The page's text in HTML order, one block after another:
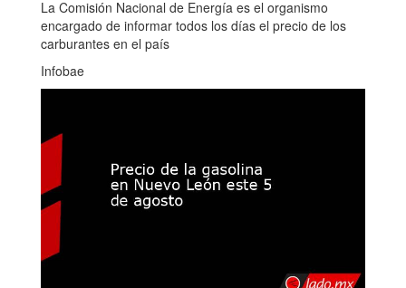
La Comisión Nacional de Energía es el organismo
encargado de informar todos los días el precio de los
carburantes en el país
Infobae